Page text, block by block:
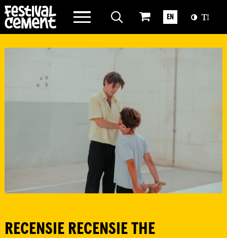
WAT WE DOEN
OVER CEMENT
EN
RECENSIE RECENSIE THE